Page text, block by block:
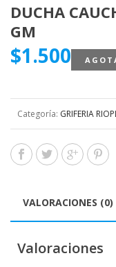
DUCHA
GM
$1.500
Categoría: GRIFERIA
VALORACIONES (0)
Valoraciones